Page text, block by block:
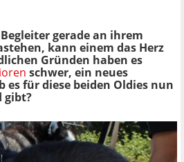
gerade an ihrem
kann einem das Herz
Gründen haben es
schwer, ein neues
es für diese beiden Oldies nun
gibt?